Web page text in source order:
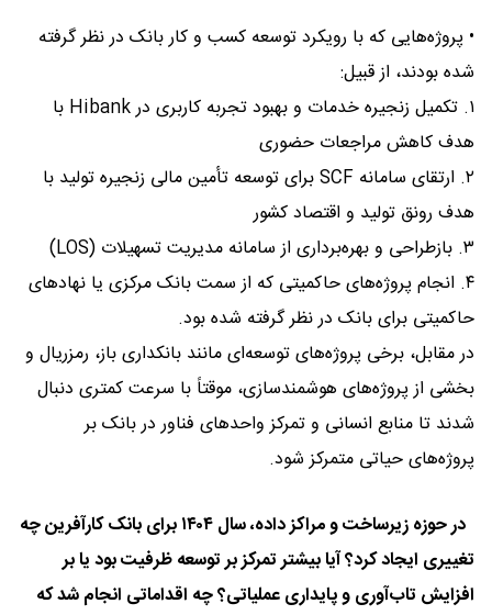
• پروژه‌هایی که با رویکرد توسعه کسب و کار بانک در نظر گرفته
شده بودند، از قبیل:
۱. تکمیل زنجیره خدمات و بهبود تجربه کاربری در Hibank با
هدف کاهش مراجعات حضوری
۲. ارتقای سامانه SCF برای توسعه تأمین مالی زنجیره تولید با
هدف رونق تولید و اقتصاد کشور
۳. بازطراحی و بهره‌برداری از سامانه مدیریت تسهیلات (LOS)
۴. انجام پروژه‌های حاکمیتی که از سمت بانک مرکزی یا نهادهای
حاکمیتی برای بانک در نظر گرفته شده بود.
در مقابل، برخی پروژه‌های توسعه‌ای مانند بانکداری باز، رمزریال و
بخشی از پروژه‌های هوشمندسازی، موقتاً با سرعت کمتری دنبال
شدند تا منابع انسانی و تمرکز واحدهای فناور در بانک بر
پروژه‌های حیاتی متمرکز شود.
در حوزه زیرساخت و مراکز داده، سال ۱۴۰۴ برای بانک کارآفرین چه
تغییری ایجاد کرد؟ آیا بیشتر تمرکز بر توسعه ظرفیت بود یا بر
افزایش تاب‌آوری و پایداری عملیاتی؟ چه اقداماتی انجام شد که